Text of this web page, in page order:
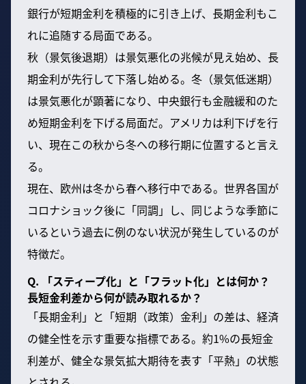
銀行が短期金利を積極的に引き上げ、長期金利もこ
れに追随する局面である。
秋（景気後退期）は景気悪化の兆候が見え始め、長
期金利が先行して下落し始める。冬（景気低迷期）
は景気悪化が顕著になり、中央銀行も金融緩和のた
め短期金利を下げる局面だ。アメリカは利下げを行
い、現在この秋から冬への移行期に位置すると言え
る。
現在、欧州は冬から春へ移行中である。世界各国が
コロナショック後に「同調」し、同じような季節に
いるという過去に例のない状況が発生しているのが
特徴だ。
Q. 「スティープ化」と「フラット化」とは何か？
長短金利差から何が読み取れるか？
「長期金利」と「短期（政策）金利」の差は、経済
の健全性を示す重要な指標である。約1%の長短金
利差が、健全な景気拡大期待を表す「平熱」の状態